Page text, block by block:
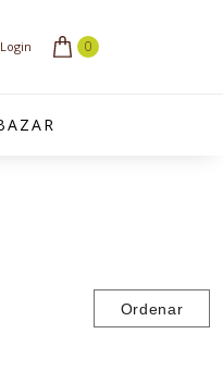
Login
Ordenar